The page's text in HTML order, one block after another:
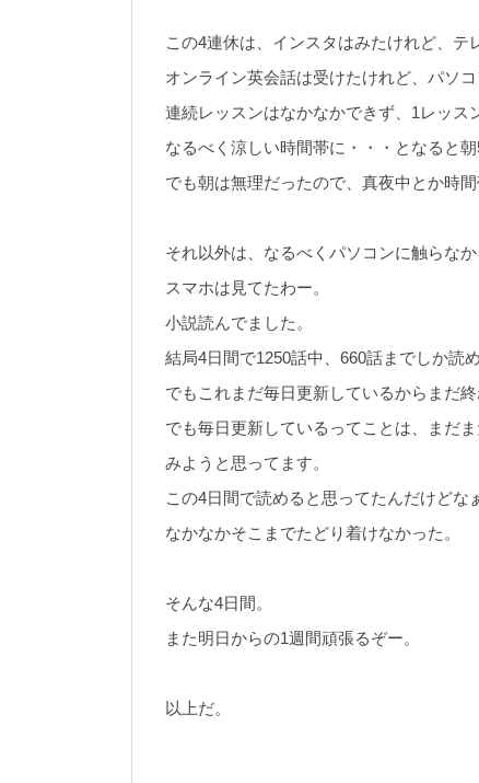
この4連休は、インスタはみたけれど、テ
オンライン英会話は受けたけれど、パソ
連続レッスンはなかなかできず、1レッス
なるべく涼しい時間帯に・・・となると朝
でも朝は無理だったので、真夜中とか時
それ以外は、なるべくパソコンに触らな
スマホは見てたわー。
小説読んでました。
結局4日間で1250話中、660話までしか読
でもこれまだ毎日更新しているからまだ
でも毎日更新しているってことは、まだ
みようと思ってます。
この4日間で読めると思ってたんだけどな
なかなかそこまでたどり着けなかった。
そんな4日間。
また明日からの1週間頑張るぞー。
以上だ。